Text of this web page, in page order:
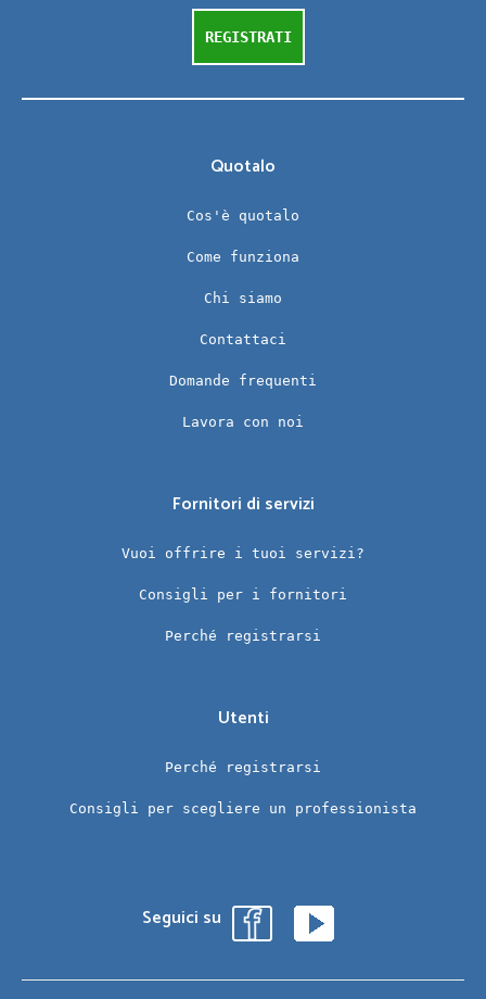
REGISTRATI
Quotalo
Cos'è quotalo
Come funziona
Chi siamo
Contattaci
Domande frequenti
Lavora con noi
Fornitori di servizi
Vuoi offrire i tuoi servizi?
Consigli per i fornitori
Perché registrarsi
Utenti
Perché registrarsi
Consigli per scegliere un professionista
Seguici su